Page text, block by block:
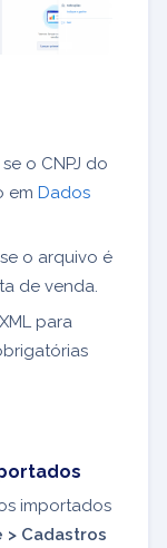
o CNPJ do
em Dados
o arquivo é
de venda.
para
importados
> Cadastros